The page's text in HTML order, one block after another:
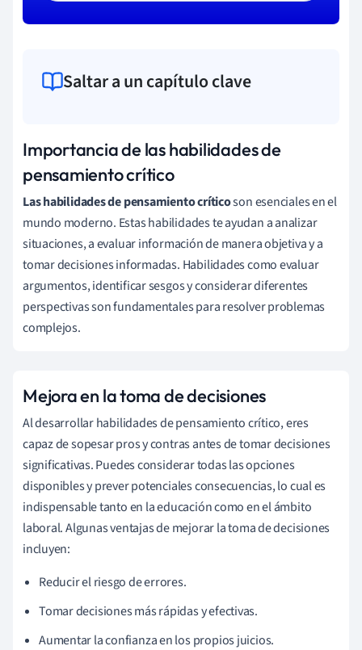
Saltar a un capítulo clave
Importancia de las habilidades de
pensamiento crítico
Las habilidades de pensamiento críticoson esenciales en el
mundo moderno. Estas habilidades te ayudan a analizar
situaciones, a evaluar información de manera objetiva y a
tomar decisiones informadas. Habilidades como evaluar
argumentos, identificar sesgos y considerar diferentes
perspectivas son fundamentales para resolver problemas
complejos.
Mejora en la toma de decisiones
Al desarrollar habilidades de pensamiento crítico, eres
capaz de sopesar pros y contras antes de tomar decisiones
significativas. Puedes considerar todas las opciones
disponibles y prever potenciales consecuencias, lo cual es
indispensable tanto en la educación como en el ámbito
laboral. Algunas ventajas de mejorar la toma de decisiones
incluyen:
Reducir el riesgo de errores.
Tomar decisiones más rápidas y efectivas.
Aumentar la confianza en los propios juicios.